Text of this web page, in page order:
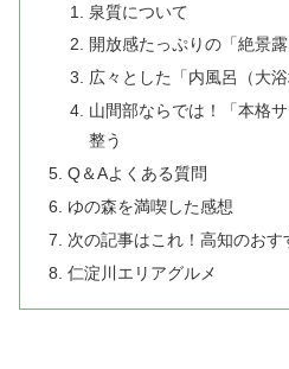
泉質について
開放感たっぷりの「絶景露
広々とした「内風呂（大
山間部ならでは！「本格
整う
Q＆Aよくある質問
ゆの森を満喫した感想
次の記事はこれ！高知のおす
仁淀川エリアグルメ